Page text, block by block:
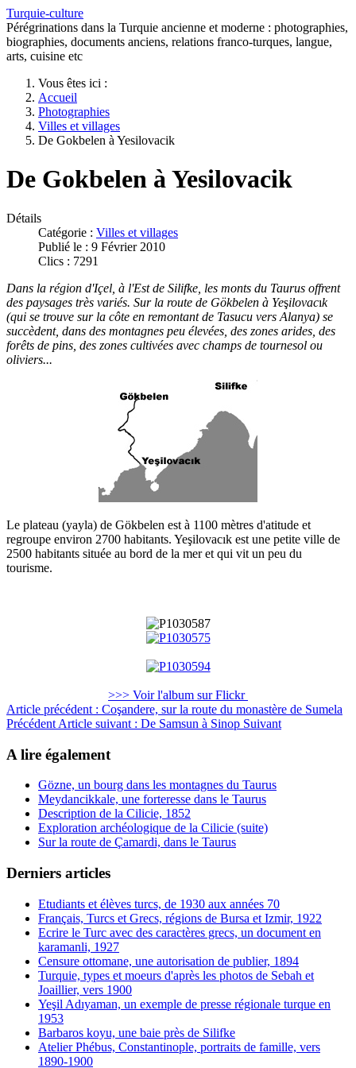
Turquie-culture
Pérégrinations dans la Turquie ancienne et moderne : photographies,
biographies, documents anciens, relations franco-turques, langue,
arts, cuisine etc
Vous êtes ici :
Accueil
Photographies
Villes et villages
De Gokbelen à Yesilovacik
De Gokbelen à Yesilovacik
Détails
Catégorie : Villes et villages
Publié le : 9 Février 2010
Clics : 7291
Dans la région d'Içel, à l'Est de Silifke, les monts du Taurus offrent
des paysages très variés. Sur la route de Gökbelen à Yeşilovacık
(qui se trouve sur la côte en remontant de Tasucu vers Alanya) se
succèdent, dans des montagnes peu élevées, des zones arides, des
forêts de pins, des zones cultivées avec champs de tournesol ou
oliviers...
Le plateau (yayla) de Gökbelen est à 1100 mètres d'atitude et
regroupe environ 2700 habitants. Yeşilovacık est une petite ville de
2500 habitants située au bord de la mer et qui vit un peu du
tourisme.
>>> Voir l'album sur Flickr
Article précédent : Coşandere, sur la route du monastère de Sumela
Précédent Article suivant : De Samsun à Sinop Suivant
A lire également
Gözne, un bourg dans les montagnes du Taurus
Meydancikkale, une forteresse dans le Taurus
Description de la Cilicie, 1852
Exploration archéologique de la Cilicie (suite)
Sur la route de Çamardi, dans le Taurus
Derniers articles
Etudiants et élèves turcs, de 1930 aux années 70
Français, Turcs et Grecs, régions de Bursa et Izmir, 1922
Ecrire le Turc avec des caractères grecs, un document en
karamanli, 1927
Censure ottomane, une autorisation de publier, 1894
Turquie, types et moeurs d'après les photos de Sebah et
Joaillier, vers 1900
Yeşil Adıyaman, un exemple de presse régionale turque en
1953
Barbaros koyu, une baie près de Silifke
Atelier Phébus, Constantinople, portraits de famille, vers
1890-1900